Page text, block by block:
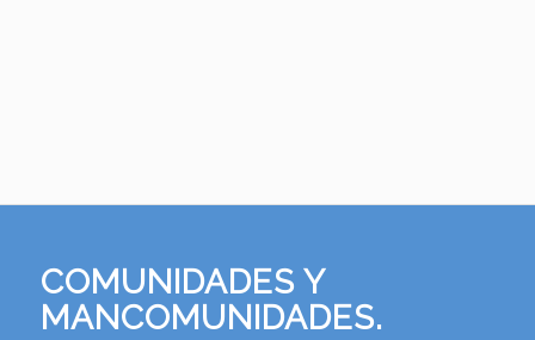
COMUNIDADES Y
MANCOMUNIDADES.